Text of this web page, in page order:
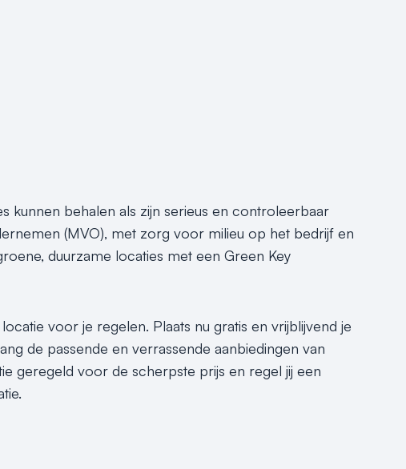
kunnen behalen als zijn serieus en controleerbaar
(MVO), met zorg voor milieu op het bedrijf en
duurzame locaties met een Green Key
voor je regelen. Plaats nu gratis en vrijblijvend je
de passende en verrassende aanbiedingen van
geregeld voor de scherpste prijs en regel jij een